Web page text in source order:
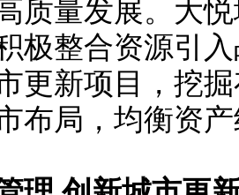
质量发展。大
极整合资源引
更新项目，挖
布局，均衡资